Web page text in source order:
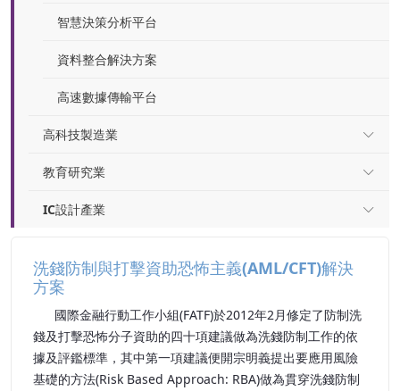
智慧決策分析平台
資料整合解決方案
高速數據傳輸平台
高科技製造業
教育研究業
IC設計產業
洗錢防制與打擊資助恐怖主義(AML/CFT)解決
方案
國際金融行動工作小組(FATF)於2012年2月修定了防制洗
錢及打擊恐怖分子資助的四十項建議做為洗錢防制工作的依
據及評鑑標準，其中第一項建議便開宗明義提出要應用風險
基礎的方法(Risk Based Approach: RBA)做為貫穿洗錢防制